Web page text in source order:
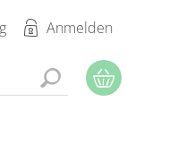
Anmelden